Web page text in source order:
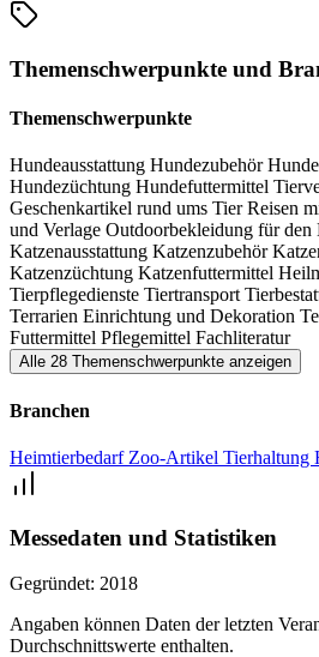
Themenschwerpunkte und
Themenschwerpunkte
Hundeausstattung Hundezubehör
Hundezüchtung Hundefuttermittel
Geschenkartikel rund ums TierReisen
und Verlage Outdoorbekleidung für den
Katzenausstattung Katzenzubehör
Katzenzüchtung Katzenfuttermittel
Tierpflegedienste Tiertransport
Terrarien Einrichtung und Dekoration
Futtermittel Pflegemittel Fachliteratur
Alle 28 Themenschwerpunkte anzeigen
Branchen
Heimtierbedarf Zoo-Artikel Tierhaltung
Messedaten und Statistiken
Gegründet: 2018
Angaben können Daten der letzten
Durchschnittswerte enthalten.